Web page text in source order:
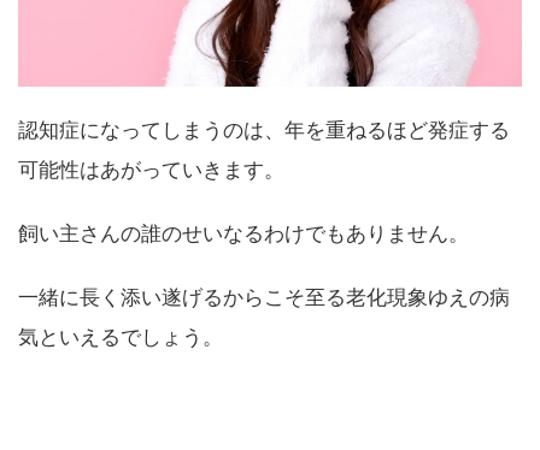
認知症になってしまうのは、年を重ねるほど発症する
可能性はあがっていきます。
飼い主さんの誰のせいなるわけでもありません。
一緒に長く添い遂げるからこそ至る老化現象ゆえの病
気といえるでしょう。